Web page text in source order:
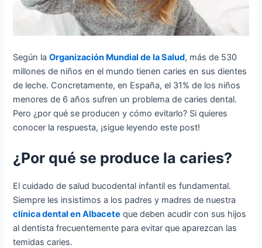
Según laOrganización Mundial de la Salud, más de 530
millones de niños en el mundo tienen caries en sus dientes
de leche. Concretamente, en España, el 31% de los niños
menores de 6 años sufren un problema de caries dental.
Pero ¿por qué se producen y cómo evitarlo? Si quieres
conocer la respuesta, ¡sigue leyendo este post!
¿Por qué se produce la caries?
El cuidado de salud bucodental infantil es fundamental.
Siempre les insistimos a los padres y madres de nuestra
clínica dental en Albacete que deben acudir con sus hijos
al dentista frecuentemente para evitar que aparezcan las
temidas caries.